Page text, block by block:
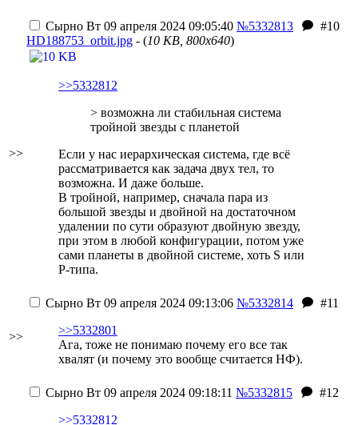
>>
Сырно Вт 09 апреля 2024 09:05:40 №5332813
#10
HD188753_orbit.jpg - (10 KB, 800x640)
>>5332812
> возможна ли стабильная система
тройной звезды с планетой
Если у нас иерархическая система, где всё
рассматривается как задача двух тел, то
возможна. И даже больше.
В тройной, например, сначала пара из
большой звезды и двойной на достаточном
удалении по сути образуют двойную звезду,
при этом в любой конфигурации, потом уже
сами планеты в двойной системе, хоть S или
P-типа.
>>
Сырно Вт 09 апреля 2024 09:13:06 №5332814
#11
>>5332801
Ага, тоже не понимаю почему его все так
хвалят (и почему это вообще считается НФ).
Сырно Вт 09 апреля 2024 09:18:11 №5332815
#12
>>5332812